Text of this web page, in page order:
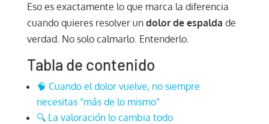
Eso es exactamente lo que marca la diferencia
cuando quieres resolver un dolor de espalda de
verdad. No solo calmarlo. Entenderlo.
Tabla de contenido
🧠 Cuando el dolor vuelve, no siempre
necesitas “más de lo mismo”
🔍 La valoración lo cambia todo